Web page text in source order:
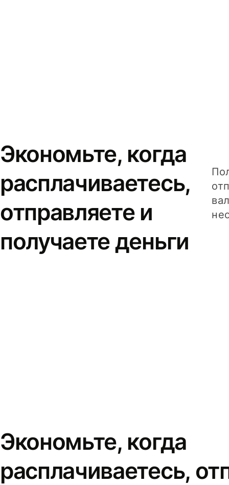
Экономьте, когда
расплачиваетесь,
отправляете и
получаете деньги
Экономьте, когда
расплачиваетесь,